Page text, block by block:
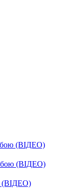
бою (ВІДЕО)
бою (ВІДЕО)
(ВІДЕО)